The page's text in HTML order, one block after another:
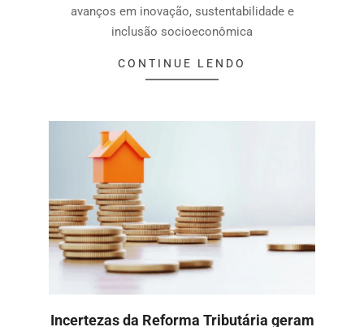
avanços em inovação, sustentabilidade e
inclusão socioeconômica
CONTINUE LENDO
Incertezas da Reforma Tributária geram